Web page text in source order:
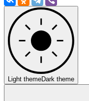
Light themeDark theme